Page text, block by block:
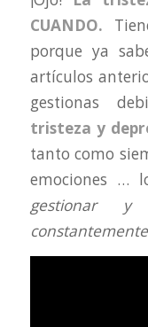
CUANDO.
porque ya
artículos
gestionas
tristeza y
tanto como
emociones …
gestionar y
constantemente